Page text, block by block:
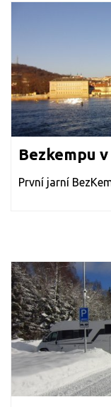
Bezkempu
První jarní